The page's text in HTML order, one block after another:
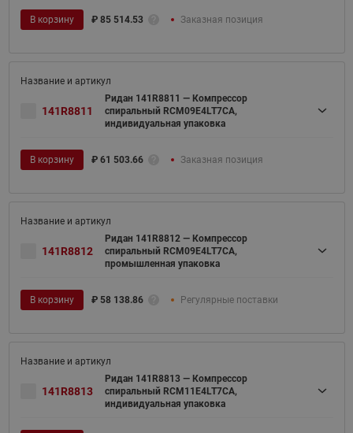
В корзину ₽ 85 514.53 Заказная позиция
141R8811
Ридан 141R8811 — Компрессор
спиральный RCM09E4LT7CA,
индивидуальная упаковка
В корзину ₽ 61 503.66 Заказная позиция
141R8812
Ридан 141R8812 — Компрессор
спиральный RCM09E4LT7CA,
промышленная упаковка
В корзину ₽ 58 138.86 Регулярные поставки
141R8813
Ридан 141R8813 — Компрессор
спиральный RCM11E4LT7CA,
индивидуальная упаковка